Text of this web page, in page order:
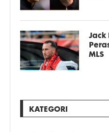
Jack
MLS
KATEGORI